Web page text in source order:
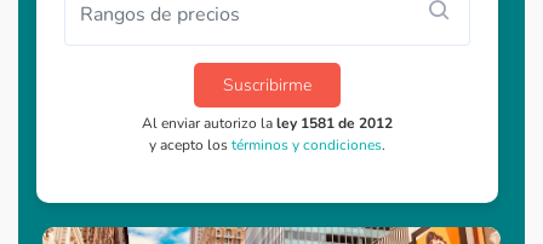
Rangos de precios
Suscribirme
Al enviar autorizo laley 1581 de 2012
y acepto lostérminos y condiciones.